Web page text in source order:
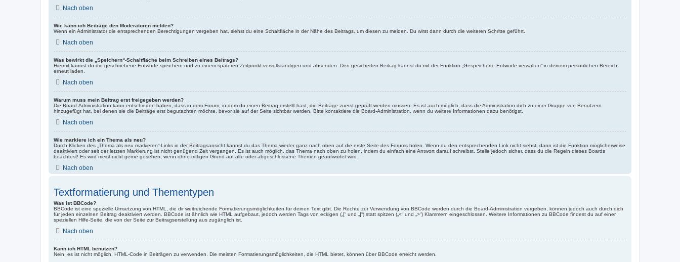
Nach oben
Wie kann ich Beiträge den Moderatoren melden?
Wenn ein Administrator die entsprechenden Berechtigungen vergeben hat, siehst du eine Schaltfläche in der Nähe des Beitrags, um diesen zu melden. Du wirst dann durch die weiteren Schritte geführt.
Nach oben
Was bewirkt die „Speichern“-Schaltfläche beim Schreiben eines Beitrags?
Hiermit kannst du die geschriebene Entwürfe speichern und zu einem späteren Zeitpunkt vervollständigen und absenden. Den gesicherten Beitrag kannst du mit der Funktion „Gespeicherte Entwürfe verwalten“ in deinem persönlichen Bereich
erneut laden.
Nach oben
Warum muss mein Beitrag erst freigegeben werden?
Die Board-Administration kann entschieden haben, dass in dem Forum, in dem du einen Beitrag erstellt hast, die Beiträge zuerst geprüft werden müssen. Es ist auch möglich, dass die Administration dich zu einer Gruppe von Benutzern
hinzugefügt hat, bei denen sie die Beiträge erst begutachten möchte, bevor sie auf der Seite sichtbar werden. Bitte kontaktiere die Board-Administration, wenn du weitere Informationen dazu benötigst.
Nach oben
Wie markiere ich ein Thema als neu?
Durch Klicken des „Thema als neu markieren“-Links in der Beitragsansicht kannst du das Thema wieder ganz nach oben auf die erste Seite des Forums holen. Wenn du den entsprechenden Link nicht siehst, dann ist die Funktion möglicherweise
deaktiviert oder seit der letzten Markierung ist nicht genügend Zeit vergangen. Es ist auch möglich, das Thema nach oben zu holen, indem du einfach eine Antwort darauf schreibst. Stelle jedoch sicher, dass du die Regeln dieses Boards
beachtest! Es wird meist nicht gerne gesehen, wenn ohne triftigen Grund auf alte oder abgeschlossene Themen geantwortet wird.
Nach oben
Textformatierung und Thementypen
Was ist BBCode?
BBCode ist eine spezielle Umsetzung von HTML, die dir weitreichende Formatierungsmöglichkeiten für deinen Text gibt. Die Rechte zur Verwendung von BBCode werden durch die Board-Administration vergeben, können jedoch auch durch dich
für jeden einzelnen Beitrag deaktiviert werden. BBCode ist ähnlich wie HTML aufgebaut, jedoch werden Tags von eckigen („[“ und „]“) statt spitzen („<“ und „>“) Klammern eingeschlossen. Weitere Informationen zu BBCode findest du auf einer
speziellen Hilfe-Seite, die von der Seite zur Beitragserstellung aus zugänglich ist.
Nach oben
Kann ich HTML benutzen?
Nein, es ist nicht möglich, HTML-Code in Beiträgen zu verwenden. Die meisten Formatierungsmöglichkeiten, die HTML bietet, können über BBCode erreicht werden.